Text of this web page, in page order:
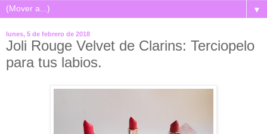
▼
lunes, 5 de febrero de 2018
Joli Rouge Velvet de Clarins: Terciopelo
para tus labios.